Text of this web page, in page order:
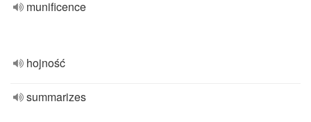
munificence
hojność
summarizes